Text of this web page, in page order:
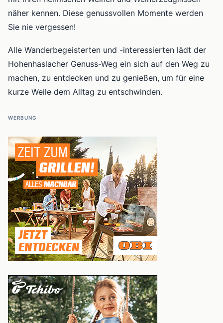
näher kennen. Diese genussvollen Momente werden
Sie nie vergessen!
Alle Wanderbegeisterten und -interessierten lädt der
Hohenhaslacher Genuss-Weg ein sich auf den Weg zu
machen, zu entdecken und zu genießen, um für eine
kurze Weile dem Alltag zu entschwinden.
WERBUNG